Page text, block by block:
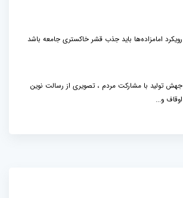
رویکرد امامزاده‌ها باید جذب قشر خاکستری جامعه باشد
جهش تولید با مشارکت مردم ، تصویری از رسالت نوین
اوقاف و...